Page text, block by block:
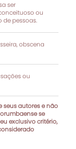
ser
ou
pessoas.
obscena
ou
seus autores e não
se
exclusivo critério,